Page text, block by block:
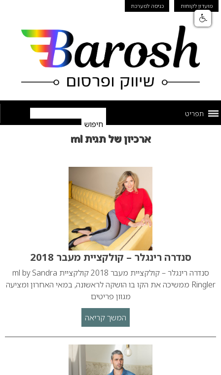
מועדון לקוחות כניסה למערכת
תפריט
ארכיון של תגית ml
סנדרה רינגלר – קולקציית מעבר 2018
סנדרה רינגלר – קולקציית מעבר 2018 קולקציית ml by Sandra
Ringler ממשיכה את הקו בו הושקה לראשונה, במאי האחרון ומציעה
מגוון פריטים
המשך קריאה